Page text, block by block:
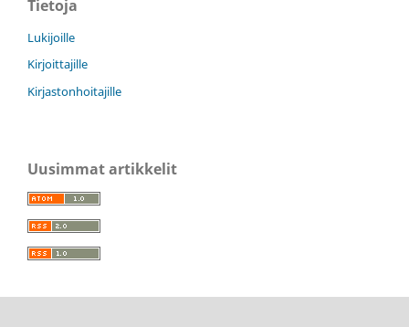
Tietoja
Lukijoille
Kirjoittajille
Kirjastonhoitajille
Uusimmat artikkelit